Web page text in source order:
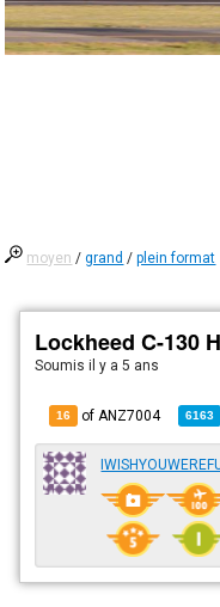
moyen /grand /plein format
Lockheed C-130
Soumisil y a 5 ans
16 of ANZ7004 6163